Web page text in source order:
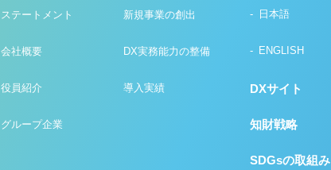
ステートメント
会社概要
役員紹介
グループ企業
新規事業の創出
DX実務能力の整備
導入実績
日本語
ENGLISH
DXサイト
知財戦略
SDGsの取組み